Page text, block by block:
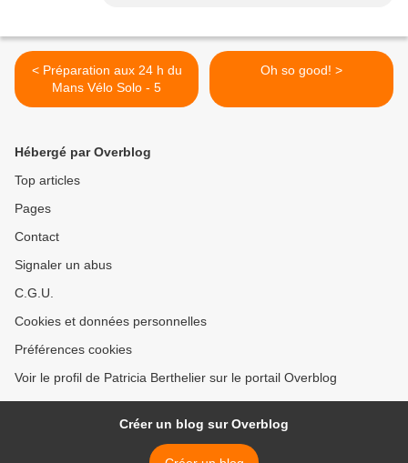
< Préparation aux 24 h du
Mans Vélo Solo - 5
Oh so good! >
Hébergé par Overblog
Top articles
Pages
Contact
Signaler un abus
C.G.U.
Cookies et données personnelles
Préférences cookies
Voir le profil de Patricia Berthelier sur le portail Overblog
Créer un blog sur Overblog